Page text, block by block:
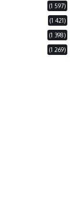
(1 597)
(1 421)
(1 398)
(1 269)